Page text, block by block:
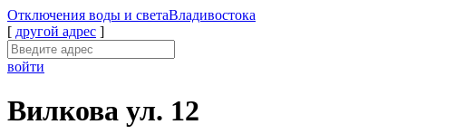
Отключения воды и светаВладивостока
[ другой адрес ]
войти
Вилкова ул. 12